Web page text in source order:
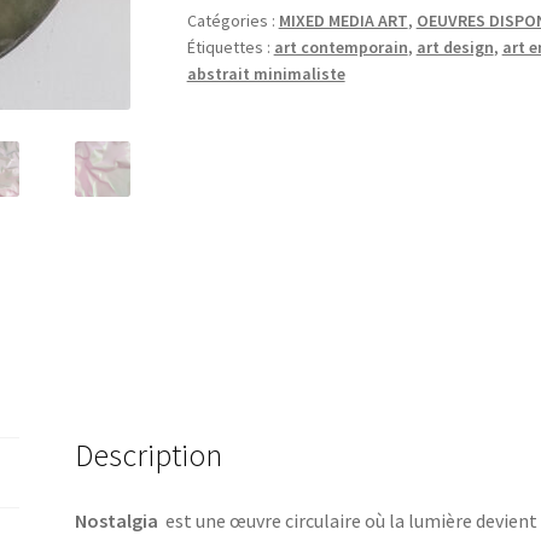
colors
serie
Catégories : MIXED MEDIA ART, OEUVRES
Étiquettes : art contemporain, art design, art
abstrait minimaliste
Description
Nostalgia est une œuvre circulaire où la lumière